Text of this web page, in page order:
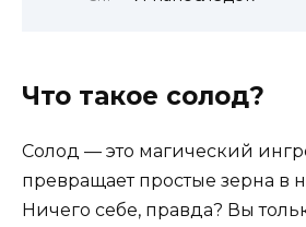
Что такое солод?
Солод — это магический
превращает простые зерна в
Ничего себе, правда? Вы